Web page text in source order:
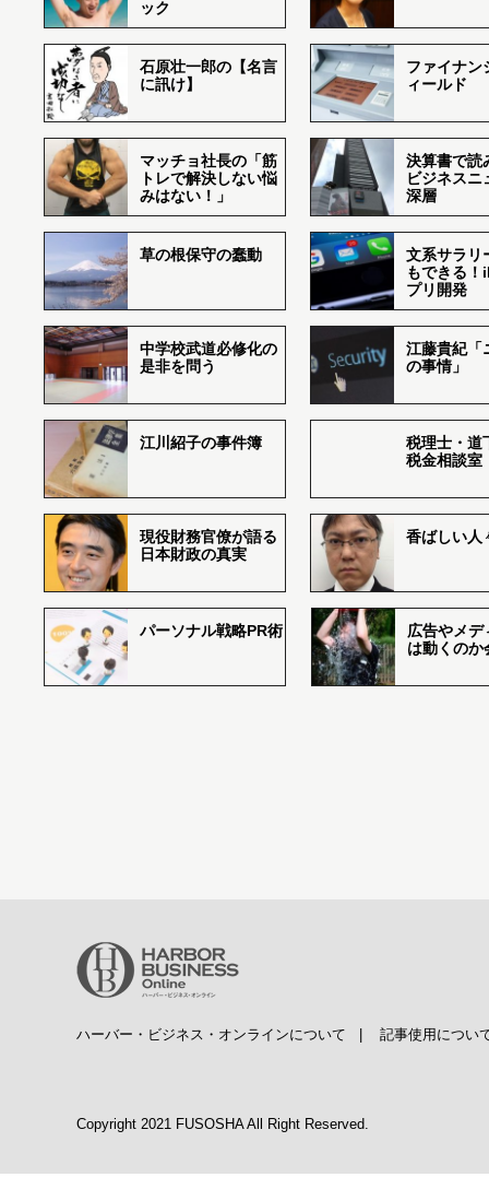
ック
石原壮一郎の【名言
に訊け】
ファイナン
ィールド
マッチョ社長の「筋
トレで解決しない悩
みはない！」
決算書で読
ビジネスニ
深層
草の根保守の蠢動
文系サラリ
もできる
プリ開発
中学校武道必修化の
是非を問う
江藤貴紀「
の事情」
江川紹子の事件簿
税理士・道
税金相談室
現役財務官僚が語る
日本財政の真実
香ばしい
パーソナル戦略PR術
広告やメデ
は動くのか
ハーバー・ビジネス・オンラインについて 記事使用につい
Copyright 2021 FUSOSHA All Right Reserved.